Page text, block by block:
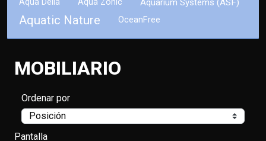
Aquarium Systems (ASF)
Aquatic Nature OceanFree
MOBILIARIO
Ordenar por
Pantalla